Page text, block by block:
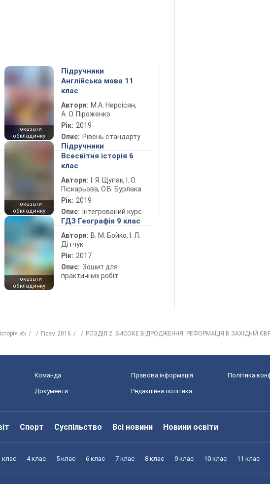
показати
обкладинку
Підручники
Англійська мова 11
клас
Автори: М.А. Нерсісян,
А. О. Піроженко
Рік: 2019
Опис: Рівень стандарту
показати
обкладинку
Підручники
Всесвітня історія 6
клас
Автори:
І. Я. Щупак, І. О.
Піскарьова, О.В. Бурлака
Рік: 2019
Опис: Інтегрований курс
показати
обкладинку
ГДЗ Географія 9 клас
Автори: В. М. Бойко, І. Л.
Дітчук
Рік: 2017
Опис: Зошит для
практичних робіт
✍ Гісем 2016
РОЗДІЛ 2. ВИСОКЕ ВІДРОДЖЕННЯ. РЕФОРМАЦІЯ В ЗАХІДНІЙ
Команда Правова інформація Політика
Документи Редакційна політика
Спорт Суспільство Всі новини Новини освіти
клас 4 клас 5 клас 6 клас 7 клас 8 клас 9 клас 10 клас 11 клас